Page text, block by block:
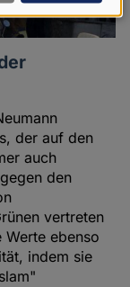
der auf den
auch
den
vertreten
Werte ebenso
indem sie